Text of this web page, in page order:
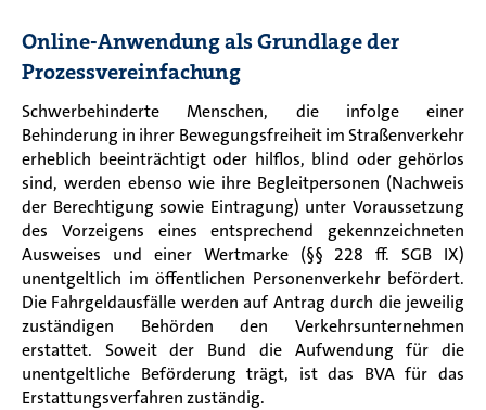
Online-Anwendung als Grundlage der
Prozessvereinfachung
Schwerbehinderte Menschen, die infolge einer
Behinderung in ihrer Bewegungsfreiheit im Straßenverkehr
erheblich beeinträchtigt oder hilflos, blind oder gehörlos
sind, werden ebenso wie ihre Begleitpersonen (Nachweis
der Berechtigung sowie Eintragung) unter Voraussetzung
des Vorzeigens eines entsprechend gekennzeichneten
Ausweises und einer Wertmarke (§§ 228 ff. SGB IX)
unentgeltlich im öffentlichen Personenverkehr befördert.
Die Fahrgeldausfälle werden auf Antrag durch die jeweilig
zuständigen Behörden den Verkehrsunternehmen
erstattet. Soweit der Bund die Aufwendung für die
unentgeltliche Beförderung trägt, ist das BVA für das
Erstattungsverfahren zuständig.